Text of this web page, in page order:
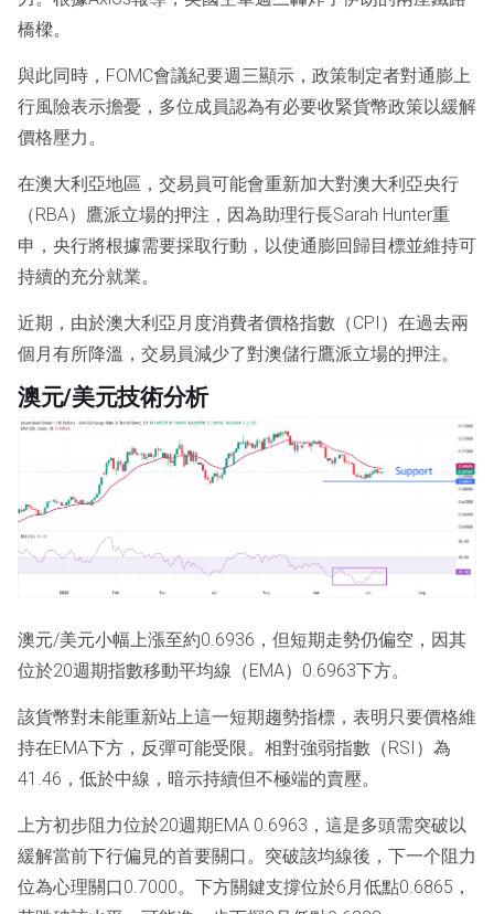
橋樑。
與此同時，FOMC會議紀要週三顯示，政策制定者對通膨上
行風險表示擔憂，多位成員認為有必要收緊貨幣政策以緩解
價格壓力。
在澳大利亞地區，交易員可能會重新加大對澳大利亞央行
（RBA）鷹派立場的押注，因為助理行長Sarah Hunter重
申，央行將根據需要採取行動，以使通膨回歸目標並維持可
持續的充分就業。
近期，由於澳大利亞月度消費者價格指數（CPI）在過去兩
個月有所降溫，交易員減少了對澳儲行鷹派立場的押注。
澳元/美元技術分析
澳元/美元小幅上漲至約0.6936，但短期走勢仍偏空，因其
位於20週期指數移動平均線（EMA）0.6963下方。
該貨幣對未能重新站上這一短期趨勢指標，表明只要價格維
持在EMA下方，反彈可能受限。相對強弱指數（RSI）為
41.46，低於中線，暗示持續但不極端的賣壓。
上方初步阻力位於20週期EMA 0.6963，這是多頭需突破以
緩解當前下行偏見的首要關口。突破該均線後，下一个阻力
位為心理關口0.7000。下方關鍵支撐位於6月低點0.6865，